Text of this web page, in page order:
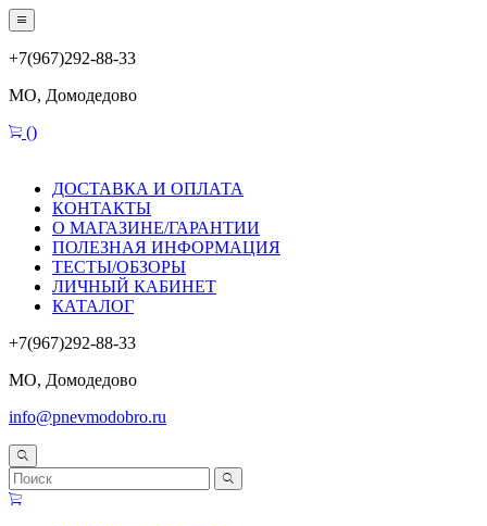
+7(967)292-88-33
МО, Домодедово
()
ДОСТАВКА И ОПЛАТА
КОНТАКТЫ
О МАГАЗИНЕ/ГАРАНТИИ
ПОЛЕЗНАЯ ИНФОРМАЦИЯ
ТЕСТЫ/ОБЗОРЫ
ЛИЧНЫЙ КАБИНЕТ
КАТАЛОГ
+7(967)292-88-33
МО, Домодедово
info@pnevmodobro.ru